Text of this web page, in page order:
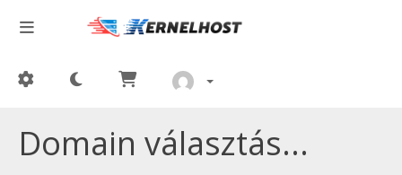
Domain választás...